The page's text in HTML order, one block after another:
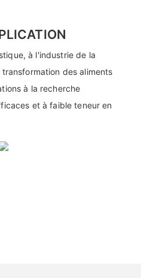
à l'industrie de la
des aliments
à la recherche
et à faible teneur en